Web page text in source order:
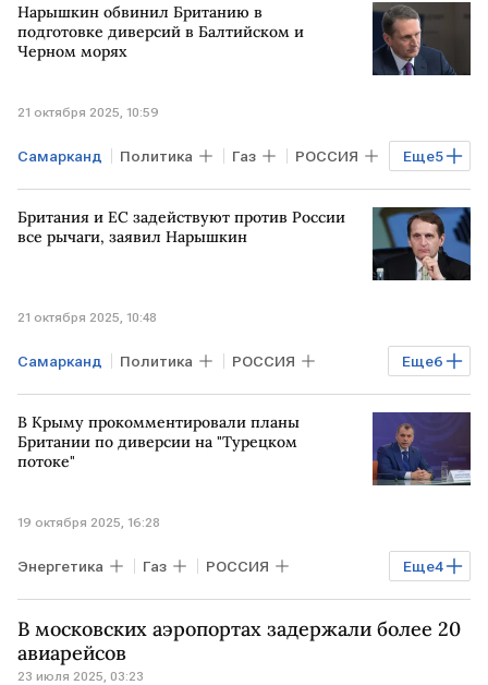
Дмитрий Песков Сергей Нарышкин
Нарышкин обвинил Британию в
подготовке диверсий в Балтийском и
Черном морях
21 октября 2025, 10:59
Еще5
Самарканд Политика Газ РОССИЯ
Черное море РФ
Сергей Нарышкин ЕС
Британия и ЕС задействуют против России
все рычаги, заявил Нарышкин
21 октября 2025, 10:48
Еще6
Самарканд Политика РОССИЯ
Мировая экономика
ВЕЛИКОБРИТАНИЯ РФ
В Крыму прокомментировали планы
Британии по диверсии на "Турецком
потоке"
19 октября 2025, 16:28
Еще4
Энергетика Газ РОССИЯ
СЕРБИЯ ВЕНГРИЯ ТУРЦИЯ
Газопровод "Турецкий поток"
В московских аэропортах задержали более 20
авиарейсов
23 июля 2025, 03:23